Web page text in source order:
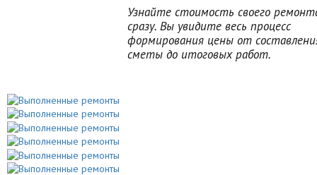
Узнайте стоимость своего
сразу. Вы увидите весь процесс
формирования цены от
сметы до итоговых работ.